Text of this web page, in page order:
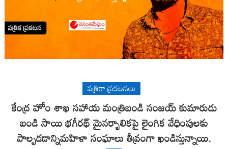
పత్రికా ప్రకటనలు
కేంద్ర హోం శాఖ సహాయ మంత్రిబండి సంజయ్ కుమారుడు
బండి సాయి భగీరథ్ మైనర్బాలికపై లైంగిక వేధింపులకు
పాల్పడడాన్నిమహిళా సంఘాలు తీవ్రంగా ఖండిస్తున్నాయి.